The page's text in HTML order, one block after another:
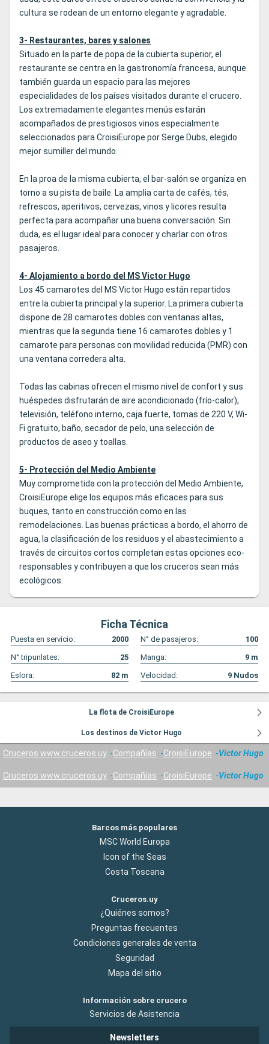
cultura se rodean de un entorno elegante y agradable.
3- Restaurantes, bares y salones
Situado en la parte de popa de la cubierta superior, el
restaurante se centra en la gastronomía francesa, aunque
también guarda un espacio para las mejores
especialidades de los países visitados durante el crucero.
Los extremadamente elegantes menús estarán
acompañados de prestigiosos vinos especialmente
seleccionados para CroisiEurope por Serge Dubs, elegido
mejor sumiller del mundo.
En la proa de la misma cubierta, el bar-salón se organiza en
torno a su pista de baile. La amplia carta de cafés, tés,
refrescos, aperitivos, cervezas, vinos y licores resulta
perfecta para acompañar una buena conversación. Sin
duda, es el lugar ideal para conocer y charlar con otros
pasajeros.
4- Alojamiento a bordo del MS Victor Hugo
Los 45 camarotes del MS Victor Hugo están repartidos
entre la cubierta principal y la superior. La primera cubierta
dispone de 28 camarotes dobles con ventanas altas,
mientras que la segunda tiene 16 camarotes dobles y 1
camarote para personas con movilidad reducida (PMR) con
una ventana corredera alta.
Todas las cabinas ofrecen el mismo nivel de confort y sus
huéspedes disfrutarán de aire acondicionado (frío-calor),
televisión, teléfono interno, caja fuerte, tomas de 220 V, Wi-
Fi gratuito, baño, secador de pelo, una selección de
productos de aseo y toallas.
5- Protección del Medio Ambiente
Muy comprometida con la protección del Medio Ambiente,
CroisiEurope elige los equipos más eficaces para sus
buques, tanto en construcción como en las
remodelaciones. Las buenas prácticas a bordo, el ahorro de
agua, la clasificación de los residuos y el abastecimiento a
través de circuitos cortos completan estas opciones eco-
responsables y contribuyen a que los cruceros sean más
ecológicos.
Ficha Técnica
Puesta en servicio: 2000 N° de pasajeros:
100
N° tripunlates:
25 Manga: 9 m
Eslora:
82 m Velocidad: 9 Nudos
La flota de CroisiEurope
Los destinos de Victor Hugo
Cruceros www.cruceros.uy Compañías CroisiEurope Victor Hugo
Cruceros www.cruceros.uy Compañías CroisiEurope Victor Hugo
Barcos más populares
MSC World Europa
Icon of the Seas
Costa Toscana
Cruceros.uy
¿Quiénes somos?
Preguntas frecuentes
Condiciones generales de venta
Seguridad
Mapa del sitio
Información sobre crucero
Servicios de Asistencia
Newsletters